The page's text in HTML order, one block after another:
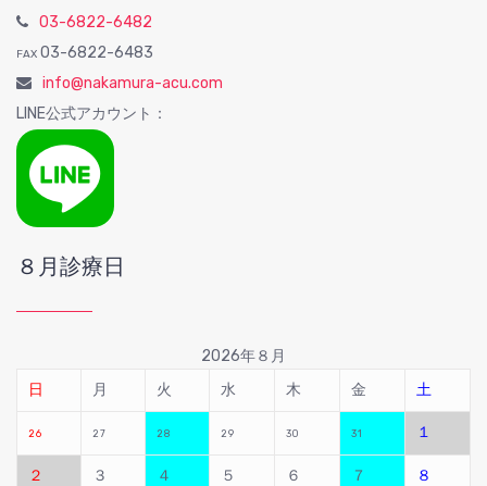
03-6822-6482
FAX 03-6822-6483
info@nakamura-acu.com
LINE公式アカウント：
８月診療日
2026年８月
日
月 火 水 木 金 土
26 27 28 29 30 31 １
２ ３ ４ ５ ６ ７ ８